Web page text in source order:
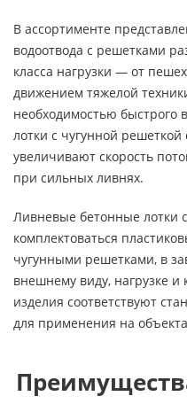
В ассортименте
водоотвода с решетками
класса нагрузки — от
движением тяжелой
необходимостью быстрого
лотки с чугунной решеткой
увеличивают скорость
при сильных ливнях.
Ливневые бетонные лотки
комплектоваться
чугунными решетками, в
внешнему виду, нагрузке и
изделия соответствуют
для применения на